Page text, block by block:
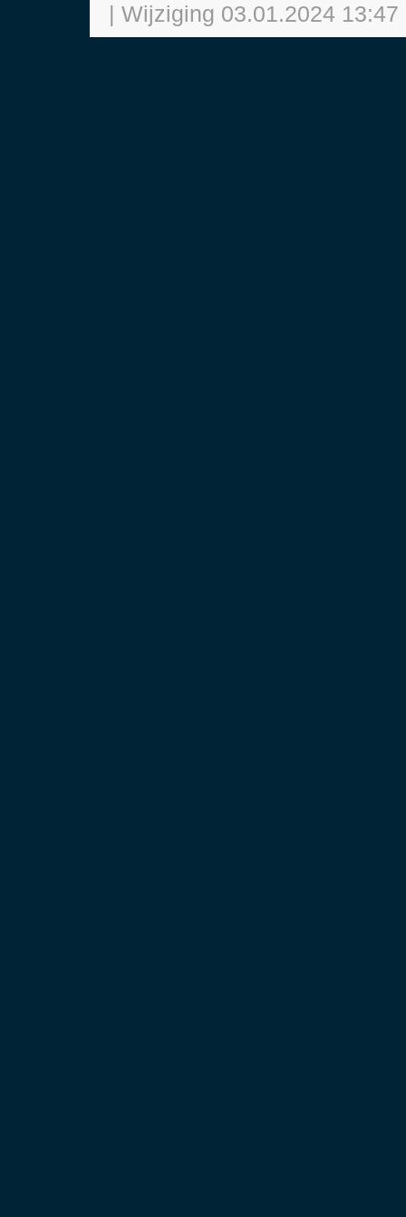
| Wijziging 03.01.2024 13:47